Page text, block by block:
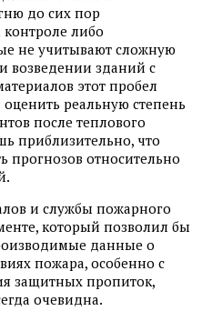
до сих пор
либо
не учитывают сложную
возведении зданий с
этот пробел
реальную степень
после теплового
приблизительно, что
прогнозов относительно
и службы пожарного
который позволил бы
данные о
пожара, особенно с
защитных пропиток,
очевидна.